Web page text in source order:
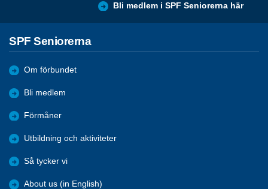
Bli medlem i SPF Seniorerna här
SPF Seniorerna
Om förbundet
Bli medlem
Förmåner
Utbildning och aktiviteter
Så tycker vi
About us (in English)